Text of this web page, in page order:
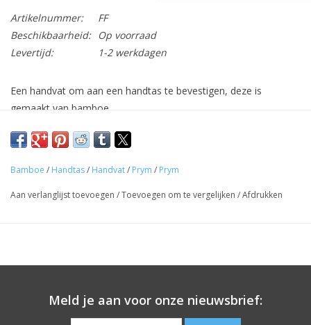
Artikelnummer:
FF
Beschikbaarheid:
Op voorraad
Levertijd:
1-2 werkdagen
Een handvat om aan een handtas te bevestigen, deze is
gemaakt van bamboe.
Diameter: 22cm
Bamboe / Handtas/ Handvat/ Prym / Prym
Aan verlanglijst toevoegen /Toevoegen om te vergelijken /Afdrukken
Meld je aan voor onze nieuwsbrief: